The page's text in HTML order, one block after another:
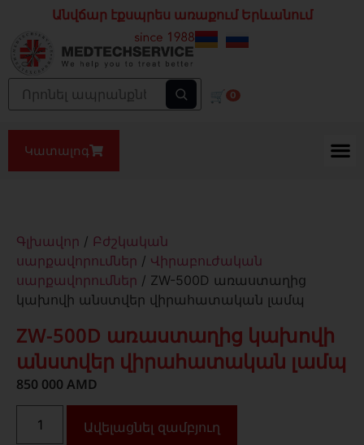
Անվճար էքսպրես առաքում Երևանում
🛒 0
Կատալոգ
Գլխավոր / Բժշկական
սարքավորումներ / Վիրաբուժական
սարքավորումներ / ZW-500D առաստաղից
կախովի անստվեր վիրահատական լամպ
ZW-500D առաստաղից կախովի
անստվեր վիրահատական լամպ
850 000 AMD
Ավելացնել զամբյուղ